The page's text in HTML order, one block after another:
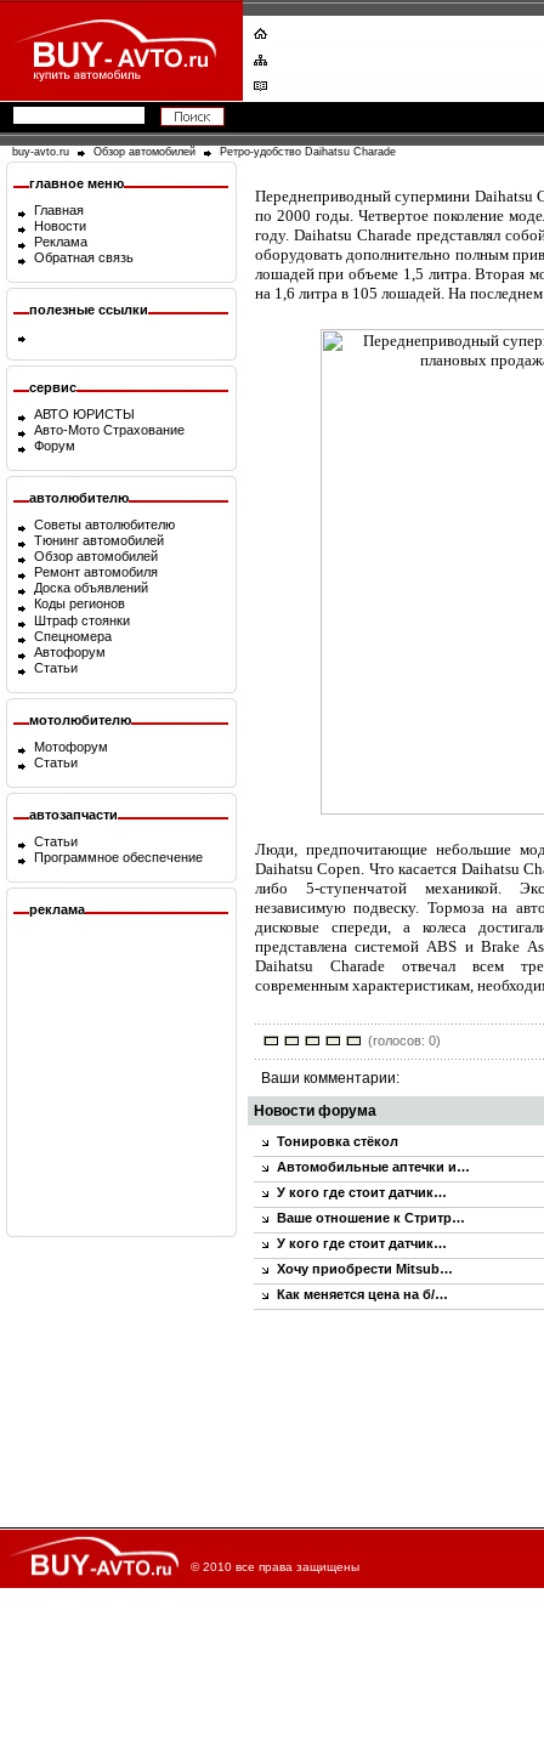
buy-avto.ru Обзор автомобилей Ретро-удобство Daihatsu Charade
главное меню
Главная
Новости
Реклама
Обратная связь
полезные ссылки
сервис
АВТО ЮРИСТЫ
Авто-Мото Страхование
Форум
автолюбителю
Советы автолюбителю
Тюнинг автомобилей
Обзор автомобилей
Ремонт автомобиля
Доска объявлений
Коды регионов
Штраф стоянки
Спецномера
Автофорум
Статьи
мотолюбителю
Мотофорум
Статьи
автозапчасти
Статьи
Программное обеспечение
реклама
Переднеприводный супермини Daihatsu
по 2000 годы. Четвертое поколение
году. Daihatsu Charade представлял
оборудовать дополнительно полным
лошадей при объеме 1,5 литра. Вторая
на 1,6 литра в 105 лошадей. На
Люди, предпочитающие небольшие
Daihatsu Copen. Что касается Daihatsu
либо 5-ступенчатой механикой.
независимую подвеску. Тормоза на
дисковые спереди, а колеса
представлена системой ABS и Brake
Daihatsu Charade отвечал всем
современным характеристикам,
(голосов: 0)
Ваши комментарии:
Новости форума
Тонировка стёкол
Автомобильные аптечки и…
У кого где стоит датчик…
Ваше отношение к Стритр…
У кого где стоит датчик…
Хочу приобрести Mitsub…
Как меняется цена на б/…
© 2010 все права защищены